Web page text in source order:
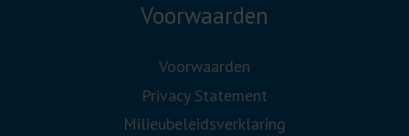
Voorwaarden
Voorwaarden
Privacy Statement
Milieubeleidsverklaring